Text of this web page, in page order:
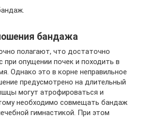
бандажа
полагают, что достаточно
при опущении почек и походить в
Однако это в корне неправильное
предусмотрено на длительный
могут атрофироваться и
необходимо совмещать бандаж
гимнастикой. При этом